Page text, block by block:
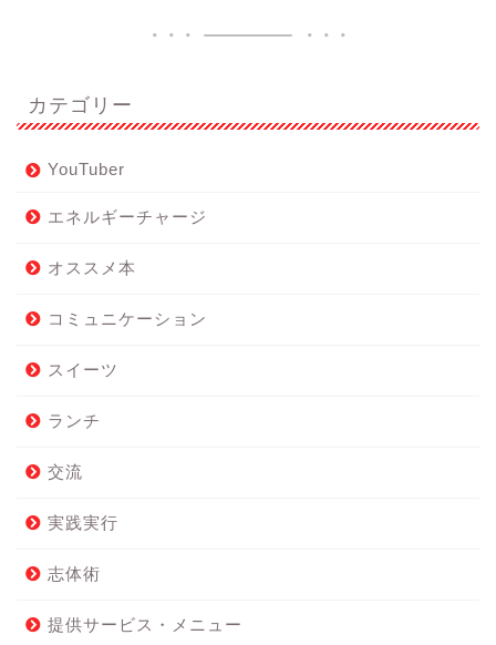
カテゴリー
YouTuber
エネルギーチャージ
オススメ本
コミュニケーション
スイーツ
ランチ
交流
実践実行
志体術
提供サービス・メニュー